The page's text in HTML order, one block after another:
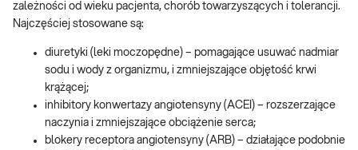
zależności od wieku pacjenta, chorób towarzyszących i tolerancji.
Najczęściej stosowane są:
diuretyki (leki moczopędne) – pomagające usuwać nadmiar
sodu i wody z organizmu, i zmniejszające objętość krwi
krążącej;
inhibitory konwertazy angiotensyny (ACEI) – rozszerzające
naczynia i zmniejszające obciążenie serca;
blokery receptora angiotensyny (ARB) – działające podobnie